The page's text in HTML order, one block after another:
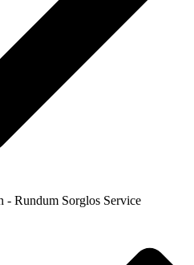
- Rundum Sorglos Service